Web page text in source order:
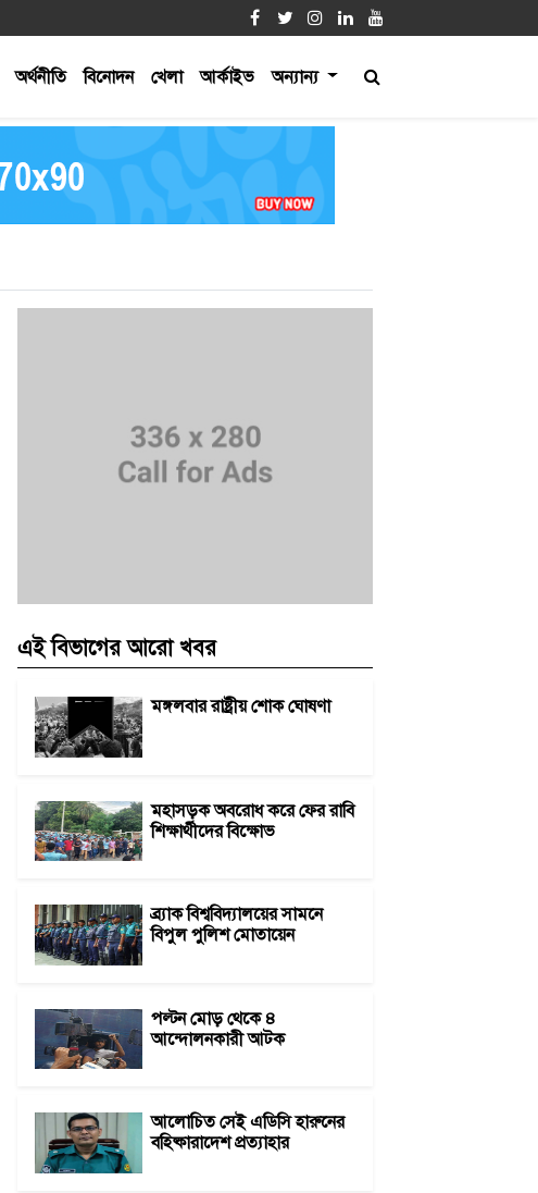
অর্থনীতি বিনোদন খেলা আর্কাইভ অন্যান্য
এই বিভাগের আরো খবর
মঙ্গলবার রাষ্ট্রীয় শোক ঘোষণা
মহাসড়ক অবরোধ করে ফের রাবি
শিক্ষার্থীদের বিক্ষোভ
ব্র্যাক বিশ্ববিদ্যালয়ের সামনে
বিপুল পুলিশ মোতায়েন
পল্টন মোড় থেকে ৪
আন্দোলনকারী আটক
আলোচিত সেই এডিসি হারুনের
বহিষ্কারাদেশ প্রত্যাহার